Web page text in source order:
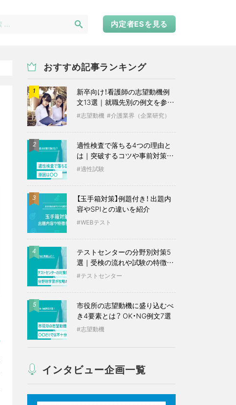
内定者ESを見る
おすすめ記事ランキング
1
新卒向け！看護師の志望動機例
文13選｜就職先別の例文を参考
に志望動機 介護業界（企業研究）
2
適性検査で落ちる4つの理由と
は｜突破するコツや事前対策も
紹介
適性試験
3
【玉手箱対策】例題付き！ 出題内
容やSPIとの違いを紹介
WEBテスト
4
テストセンターの分野別対策5
選｜受検の流れや試験の特徴も
紹介
テストセンター
5
市役所の志望動機に盛り込むべ
き4要素とは？ OK・NG例文7選
志望動機
インタビュー企画一覧